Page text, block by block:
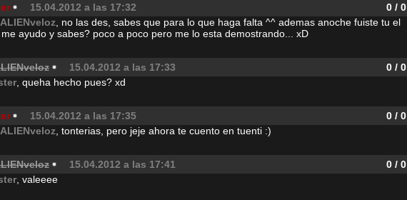
15.04.2012 a las 17:32
0 / 0
, no las des, sabes que para lo que haga falta ^^ ademas anoche fuiste tu el
ayudo y sabes? poco a poco pero me lo esta demostrando... xD
15.04.2012 a las 17:33
0 / 0
, queha hecho pues? xd
15.04.2012 a las 17:35
0 / 0
, tonterias, pero jeje ahora te cuento en tuenti :)
15.04.2012 a las 17:41
0 / 0
, valeeee